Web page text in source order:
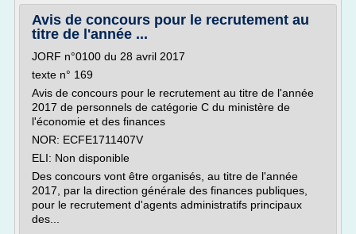
Avis de concours pour le recrutement au
titre de l'année ...
JORF n°0100 du 28 avril 2017
texte n° 169
Avis de concours pour le recrutement au titre de l'année
2017 de personnels de catégorie C du ministère de
l'économie et des finances
NOR: ECFE1711407V
ELI: Non disponible
Des concours vont être organisés, au titre de l'année
2017, par la direction générale des finances publiques,
pour le recrutement d'agents administratifs principaux
des...